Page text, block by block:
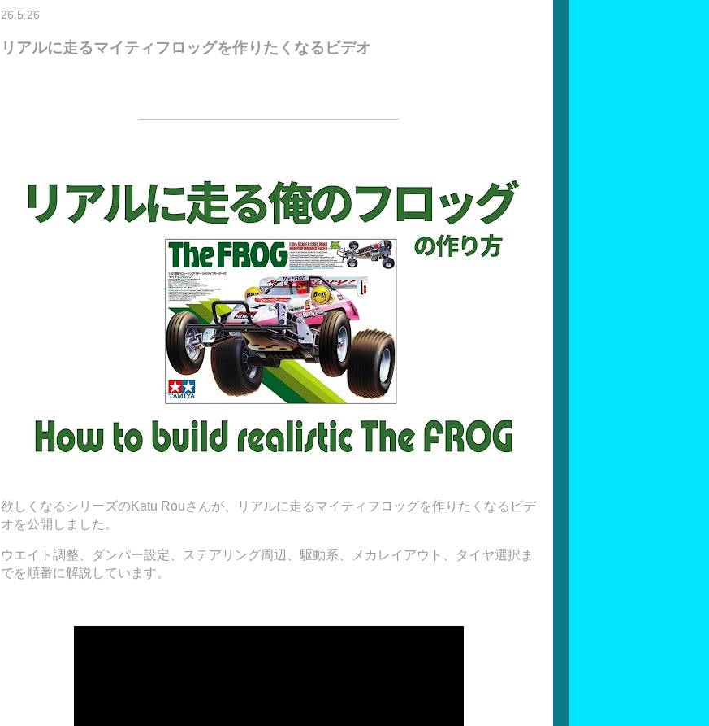
26.5.26
リアルに走るマイティフロッグを作りたくなるビデオ
欲しくなるシリーズのKatu Rouさんが、リアルに走るマイティフロッグを作りたくなるビデ
オを公開しました。
ウエイト調整、ダンパー設定、ステアリング周辺、駆動系、メカレイアウト、タイヤ選択ま
でを順番に解説しています。